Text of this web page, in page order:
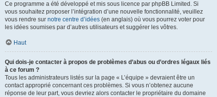
Ce programme a été développé et mis sous licence par phpBB Limited. Si
vous souhaitez proposer l’intégration d’une nouvelle fonctionnalité, veuillez
vous rendre sur notre centre d’idées (en anglais) où vous pourrez voter pour
les idées soumises par d’autres utilisateurs et suggérer les vôtres.
Haut
Qui dois-je contacter à propos de problèmes d’abus ou d’ordres légaux liés
à ce forum ?
Tous les administrateurs listés sur la page « L’équipe » devraient être un
contact approprié concernant ces problèmes. Si vous n’obtenez aucune
réponse de leur part, vous devriez alors contacter le propriétaire du domaine